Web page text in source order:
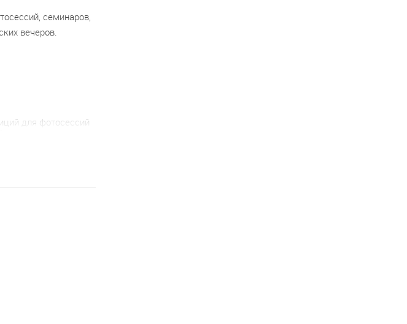
семинаров,
вечеров.
для фотосессий